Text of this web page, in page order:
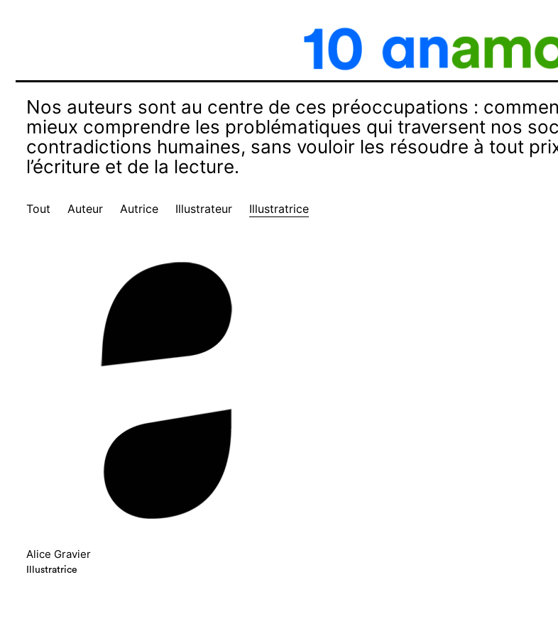
Nos auteurs sont au centre de ces préoccupations :
mieux comprendre les problématiques qui traversent nos
contradictions humaines, sans vouloir les résoudre à tout
l’écriture et de la lecture.
Tout Auteur Autrice Illustrateur Illustratrice
Alice Gravier
Illustratrice